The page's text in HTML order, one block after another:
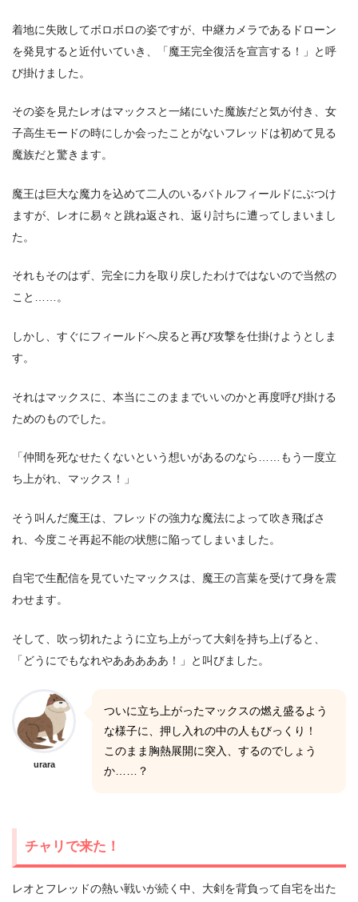
着地に失敗してボロボロの姿ですが、中継カメラであるドローン
を発見すると近付いていき、「魔王完全復活を宣言する！」と呼
び掛けました。
その姿を見たレオはマックスと一緒にいた魔族だと気が付き、女
子高生モードの時にしか会ったことがないフレッドは初めて見る
魔族だと驚きます。
魔王は巨大な魔力を込めて二人のいるバトルフィールドにぶつけ
ますが、レオに易々と跳ね返され、返り討ちに遭ってしまいまし
た。
それもそのはず、完全に力を取り戻したわけではないので当然の
こと……。
しかし、すぐにフィールドへ戻ると再び攻撃を仕掛けようとしま
す。
それはマックスに、本当にこのままでいいのかと再度呼び掛ける
ためのものでした。
「仲間を死なせたくないという想いがあるのなら……もう一度立
ち上がれ、マックス！」
そう叫んだ魔王は、フレッドの強力な魔法によって吹き飛ばさ
れ、今度こそ再起不能の状態に陥ってしまいました。
自宅で生配信を見ていたマックスは、魔王の言葉を受けて身を震
わせます。
そして、吹っ切れたように立ち上がって大剣を持ち上げると、
「どうにでもなれやあああああ！」と叫びました。
urara
ついに立ち上がったマックスの燃え盛るよう
な様子に、押し入れの中の人もびっくり！
このまま胸熱展開に突入、するのでしょう
か……？
チャリで来た！
レオとフレッドの熱い戦いが続く中、大剣を背負って自宅を出た